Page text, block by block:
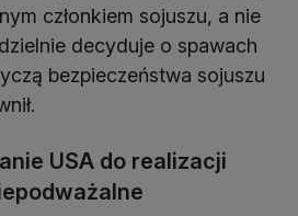
członkiem sojuszu, a nie
decyduje o spawach
bezpieczeństwa sojuszu
USA do realizacji